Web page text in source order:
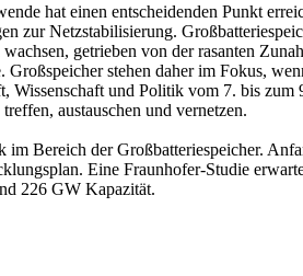
hat einen entscheidenden Punkt
zur Netzstabilisierung.
getrieben von der rasanten
stehen daher im Fokus,
Wissenschaft und Politik vom 7. bis
austauschen und vernetzen.
Bereich der Großbatteriespeicher.
Eine Fraunhofer-Studie
226 GW Kapazität.